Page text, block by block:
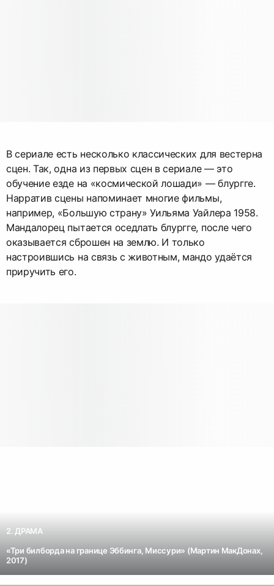
В сериале есть несколько классических для вестерна
сцен. Так, одна из первых сцен в сериале — это
обучение езде на «космической лошади» — блургге.
Нарратив сцены напоминает многие фильмы,
например, «Большую страну» Уильяма Уайлера 1958.
Мандалорец пытается оседлать блургге, после чего
оказывается сброшен на землю. И только
настроившись на связь с животным, мандо удаётся
приручить его.
2. ДРАМА
«Три билборда на границе Эббинга, Миссури» (Мартин МакДонах,
2017)